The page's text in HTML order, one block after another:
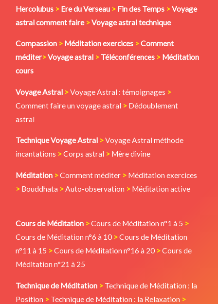
Hercolubus > Ere du Verseau > Fin des Temps >Voyage
astral comment faire >Voyage astral technique
Compassion > Méditationexercices >Comment
méditer>Voyage astral > Téléconférences > Méditation
cours
Voyage Astral >Voyage Astral : témoignages >
Comment faire un voyage astral > Dédoublement
astral
Technique Voyage Astral >Voyage Astral méthode
incantations >Corps astral > Mère divine
Méditation >Comment méditer > Méditation exercices
> Bouddhata >Auto-observation > Méditation active
Cours de Méditation >Cours de Méditation n°1 à 5 >
Cours de Méditation n°6 à 10 >Cours de Méditation
n°11 à 15 >Cours de Méditation n°16 à 20 >Cours de
Méditation n°21 à 25
Technique de Méditation > Technique de Méditation : la
Position > Technique de Méditation : la Relaxation >